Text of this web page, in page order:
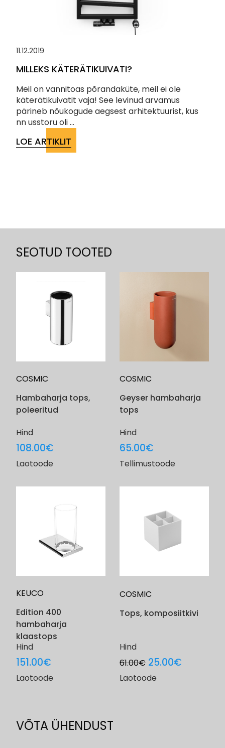
11.12.2019
MILLEKS KÄTERÄTIKUIVATI?
Meil on vannitoas põrandaküte, meil ei ole
käterätikuivatit vaja! See levinud arvamus
pärineb nõukogude aegsest arhitektuurist, kus
nn usstoru oli ...
LOE ARTIKLIT
SEOTUD TOOTED
COSMIC
Hambaharja tops,
poleeritud
Hind
108.00€
Laotoode
COSMIC
Geyser hambaharja
tops
Hind
65.00€
Tellimustoode
KEUCO
Edition 400
hambaharja
klaastops
Hind
151.00€
Laotoode
COSMIC
Tops, komposiitkivi
Hind
61.00€ Original
price
25.00€
Laotoode
VÕTA ÜHENDUST